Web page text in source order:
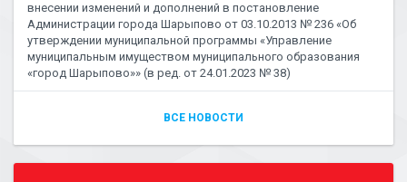
внесении изменений и дополнений в постановление
Администрации города Шарыпово от 03.10.2013 № 236 «Об
утверждении муниципальной программы «Управление
муниципальным имуществом муниципального образования
«город Шарыпово»» (в ред. от 24.01.2023 № 38)
ВСЕ НОВОСТИ